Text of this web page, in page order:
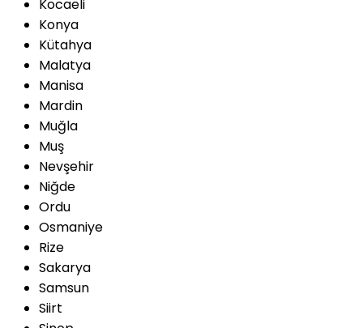
Kocaeli
Konya
Kütahya
Malatya
Manisa
Mardin
Muğla
Muş
Nevşehir
Niğde
Ordu
Osmaniye
Rize
Sakarya
Samsun
Siirt